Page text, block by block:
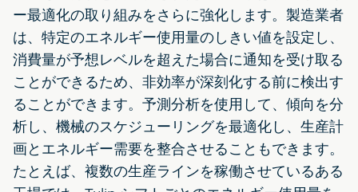
ー最適化の取り組みをさらに強化します。製造業者
は、特定のエネルギー使用量のしきい値を設定し、
消費量が予想レベルを超えた場合に通知を受け取る
ことができるため、非効率が深刻化する前に検出す
ることができます。予測分析を使用して、傾向を分
析し、機械のスケジューリングを最適化し、生産計
画とエネルギー需要を整合させることもできます。
たとえば、複数の生産ラインを稼働させているある